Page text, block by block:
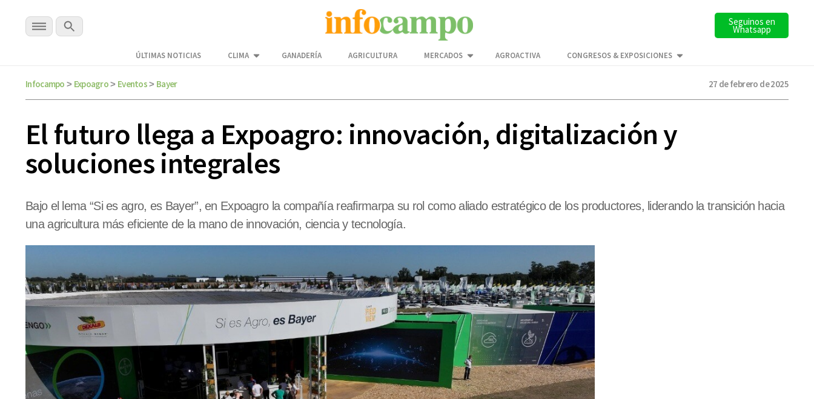
Seguinos en
Whatsapp
ÚLTIMAS NOTICIAS CLIMA GANADERÍA AGRICULTURA MERCADOS AGROACTIVA CONGRESOS & EXPOSICIONES
Infocampo > Expoagro> Eventos> Bayer 27 de febrero de 2025
El futuro llega a Expoagro: innovación, digitalización y
soluciones integrales
Bajo el lema “Si es agro, es Bayer”, en Expoagro la compañía reafirmarpa su rol como aliado estratégico de los productores, liderando la transición hacia
una agricultura más eficiente de la mano de innovación, ciencia y tecnología.